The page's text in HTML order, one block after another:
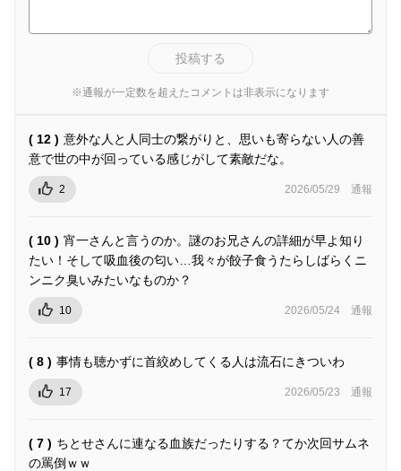
投稿する
※通報が一定数を超えたコメントは非表示になります
( 12 ) 意外な人と人同士の繋がりと、思いも寄らない人の善
意で世の中が回っている感じがして素敵だな。
2 2026/05/29 通報
( 10 ) 宵一さんと言うのか。謎のお兄さんの詳細が早よ知り
たい！そして吸血後の匂い…我々が餃子食うたらしばらくニ
ンニク臭いみたいなものか？
10 2026/05/24 通報
( 8 ) 事情も聴かずに首絞めしてくる人は流石にきついわ
17 2026/05/23 通報
( 7 ) ちとせさんに連なる血族だったりする？てか次回サムネ
の罵倒ｗｗ